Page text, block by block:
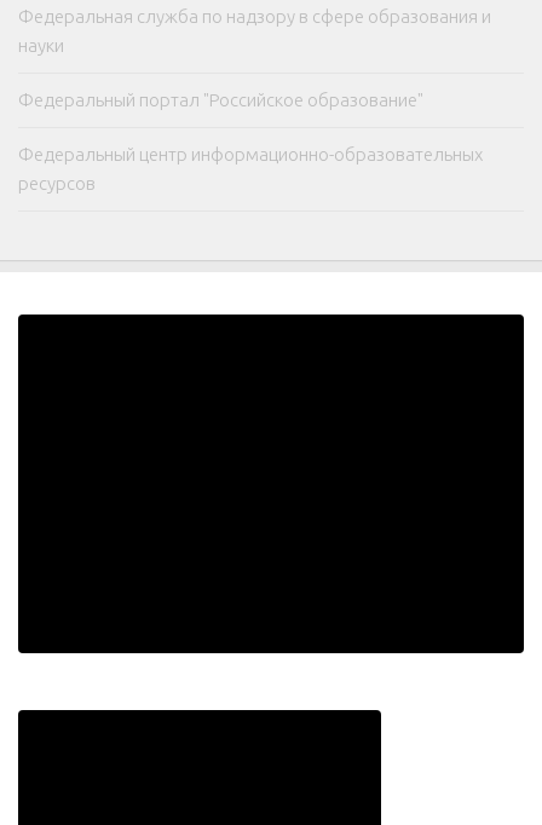
Федеральная служба по надзору в сфере образования и
науки
Федеральный портал "Российское образование"
Федеральный центр информационно-образовательных
ресурсов